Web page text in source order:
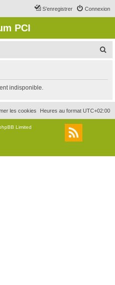
Connexion
S’enregistrer
PCI
r
c
r
indisponible.
Heures au format UTC+02:00
les cookies
Limited